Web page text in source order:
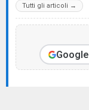
Tutti gli articoli →
Google